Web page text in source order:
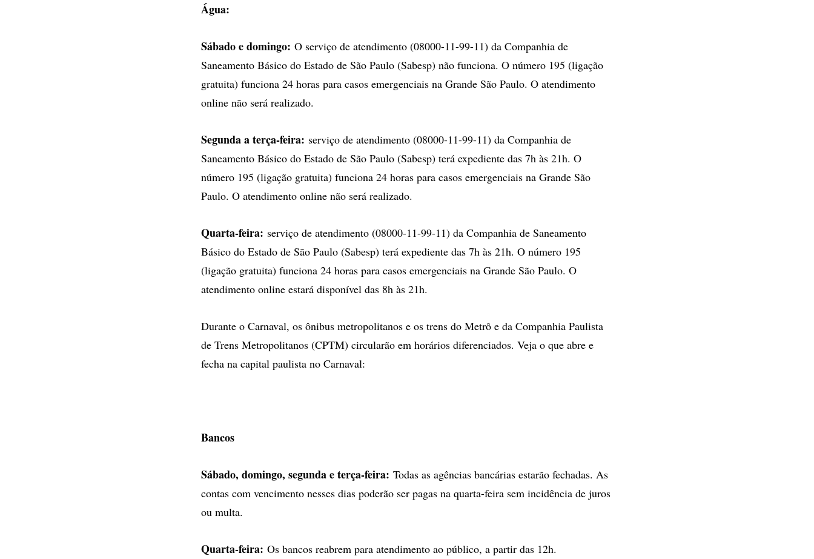
Água:
Sábado e domingo: O serviço de atendimento (08000-11-99-11) da Companhia de
Saneamento Básico do Estado de São Paulo (Sabesp) não funciona. O número 195 (ligação
gratuita) funciona 24 horas para casos emergenciais na Grande São Paulo. O atendimento
online não será realizado.
Segunda a terça-feira: serviço de atendimento (08000-11-99-11) da Companhia de
Saneamento Básico do Estado de São Paulo (Sabesp) terá expediente das 7h às 21h. O
número 195 (ligação gratuita) funciona 24 horas para casos emergenciais na Grande São
Paulo. O atendimento online não será realizado.
Quarta-feira: serviço de atendimento (08000-11-99-11) da Companhia de Saneamento
Básico do Estado de São Paulo (Sabesp) terá expediente das 7h às 21h. O número 195
(ligação gratuita) funciona 24 horas para casos emergenciais na Grande São Paulo. O
atendimento online estará disponível das 8h às 21h.
Durante o Carnaval, os ônibus metropolitanos e os trens do Metrô e da Companhia Paulista
de Trens Metropolitanos (CPTM) circularão em horários diferenciados. Veja o que abre e
fecha na capital paulista no Carnaval:
Bancos
Sábado, domingo, segunda e terça-feira: Todas as agências bancárias estarão fechadas. As
contas com vencimento nesses dias poderão ser pagas na quarta-feira sem incidência de juros
ou multa.
Quarta-feira: Os bancos reabrem para atendimento ao público, a partir das 12h.